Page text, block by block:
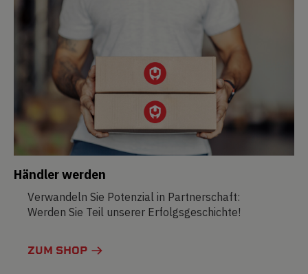
Händler werden
Verwandeln Sie Potenzial in Partnerschaft:
Werden Sie Teil unserer Erfolgsgeschichte!
ZUM SHOP